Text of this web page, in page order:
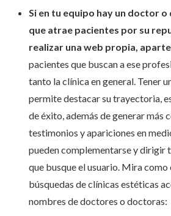
Si en tu equipo hay un doctor
que atrae pacientes por su
realizar una web propia,
pacientes que buscan a ese
tanto la clínica en general. Tener
permite destacar su trayectoria,
de éxito, además de generar más
testimonios y apariciones en
pueden complementarse y dirigir
que busque el usuario. Mira como
búsquedas de clínicas estéticas
nombres de doctores o doctoras: